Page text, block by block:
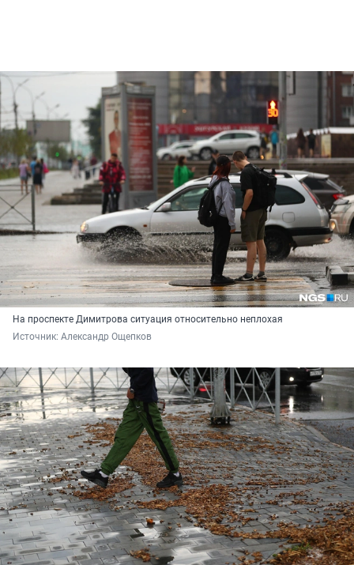
На проспекте Димитрова ситуация относительно неплохая
Источник: Александр Ощепков